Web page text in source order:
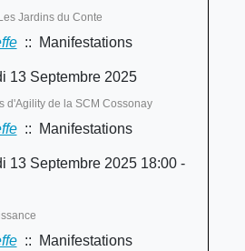
Jardins du Conte
:: Manifestations
13 Septembre 2025
d'Agility de la SCM Cossonay
:: Manifestations
13 Septembre 2025 18:00 -
:: Manifestations